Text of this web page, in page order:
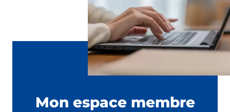
Mon espace membre